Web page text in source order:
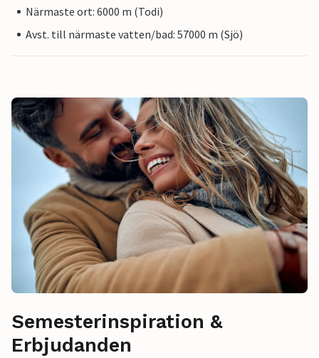
Närmaste ort: 6000 m (Todi)
Avst. till närmaste vatten/bad: 57000 m (Sjö)
Semesterinspiration &
Erbjudanden